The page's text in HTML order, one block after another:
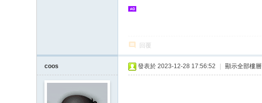
回覆
coos 發表於 2023-12-28 17:56:52 顯示全部樓層